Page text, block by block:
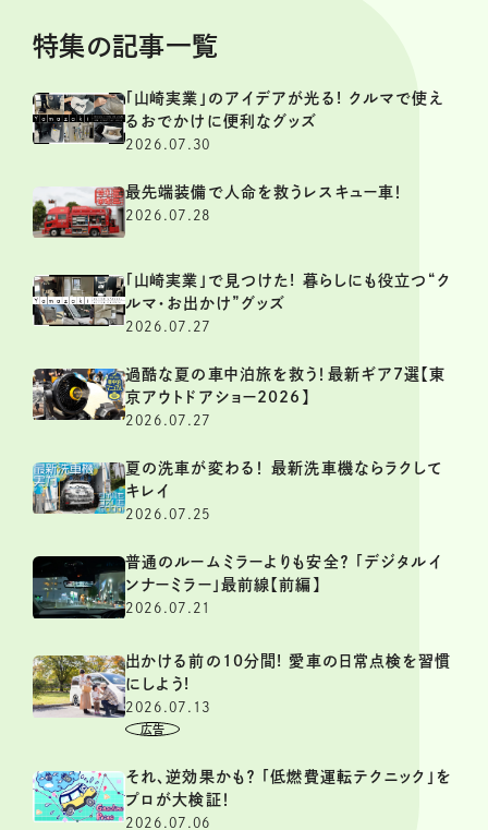
特集の記事一覧
「山崎実業」のアイデアが光る! クルマで使え
るおでかけに便利なグッズ
2026.07.30
最先端装備で人命を救うレスキュー車！
2026.07.28
「山崎実業」で見つけた! 暮らしにも役立つ“ク
ルマ・お出かけ”グッズ
2026.07.27
過酷な夏の車中泊旅を救う！最新ギア7選【東
京アウトドアショー2026】
2026.07.27
夏の洗車が変わる！ 最新洗車機ならラクして
キレイ
2026.07.25
普通のルームミラーよりも安全？ 「デジタルイ
ンナーミラー」最前線【前編】
2026.07.21
出かける前の10分間! 愛車の日常点検を習慣
にしよう!
2026.07.13
それ、逆効果かも？ 「低燃費運転テクニック」を
プロが大検証！
2026.07.06